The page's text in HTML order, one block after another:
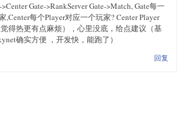
Gate->RankServer Gate->Match, Gate每一
,Center每个Player对应一个玩家? Center Player
得热更有点麻烦），心里没底，给点建议（基
确实方便 ，开发快，能跑了）
回复